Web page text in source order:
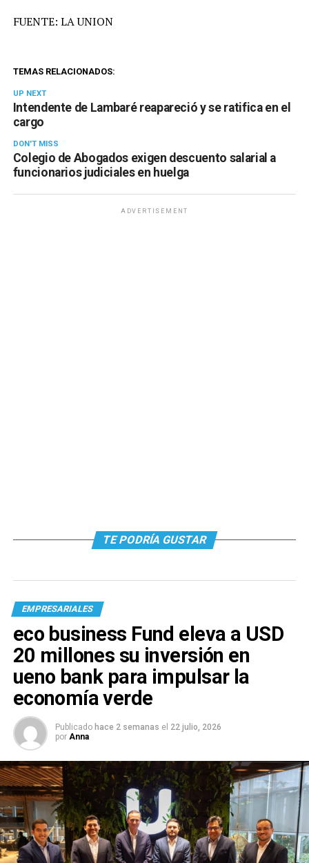
FUENTE: LA UNION
TEMAS RELACIONADOS:
UP NEXT
Intendente de Lambaré reapareció y se ratifica en el
cargo
DON'T MISS
Colegio de Abogados exigen descuento salarial a
funcionarios judiciales en huelga
ADVERTISEMENT
TE PODRÍA GUSTAR
EMPRESARIALES
eco business Fund eleva a USD
20 millones su inversión en
ueno bank para impulsar la
economía verde
Publicado hace 2 semanas el 22 julio, 2026
por Anna